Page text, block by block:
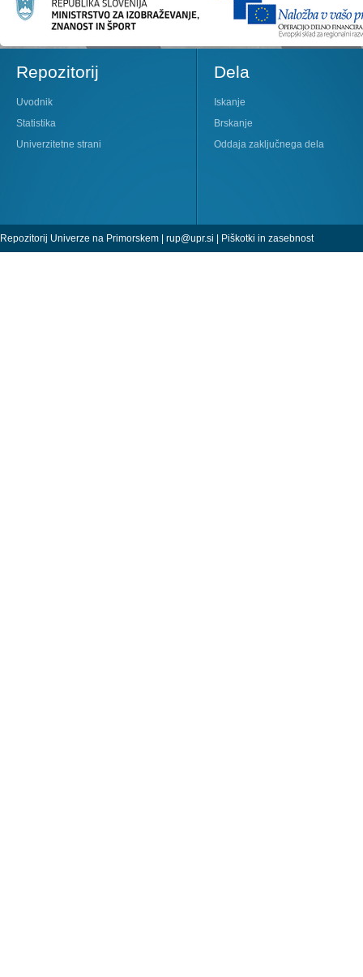
Repozitorij
Uvodnik
Statistika
Univerzitetne strani
Dela
Iskanje
Brskanje
Oddaja zaključnega dela
Repozitorij Univerze na Primorskem | rup@upr.si | Piškotki in zasebnost